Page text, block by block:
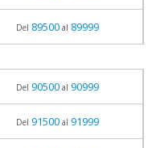
Del 89500al 89999
Del 90500al 90999
Del 91500al 91999